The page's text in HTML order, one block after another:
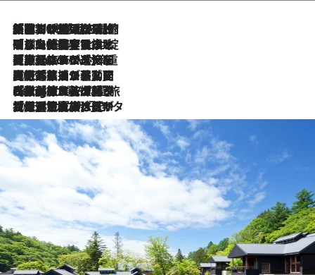
2026.8.6
「荷物が増えるほど旅ストレスは増す」美容ジャーナリストがたどり着いた最終結論。“化粧品を劇的に減らす”感動の凝縮美容とは
2026.8.6
「旅先には金髪ウィッグを持参」日本と同じメイクでは損してる!? 美容ジャーナリストが提案する“掟破りの旅美容”とは
2026.8.6
【厳選旅コスメ】「身軽さ＆UV対策重視！」ヘアアーティストshucoが選んだ夏旅ベストコスメを発表【Mサイズジップ】
2026.8.5
【厳選旅コスメ】国内をあちこち移動する河井菜摘が選んだ夏旅ベストコスメ発表！「リラックスアイテムはマスト」【Mサイズジップ】
2026.8.4
【厳選旅コスメ】「紫外線＆乾燥対策しながらメイク感も！」ヘア＆メイクGeorgeが選んだ夏旅ベストコスメを発表！【Mサイズジップ】
2026.8.3
【厳選旅コスメ】「保湿もタイパ重視！」“サウナ好き”タレント清水みさとが愛用する夏旅ベストコスメを発表！【Mサイズジップ】